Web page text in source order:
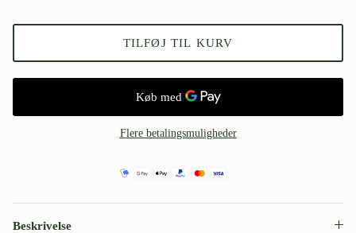
TILFØJ TIL KURV
Flere betalingsmuligheder
Beskrivelse